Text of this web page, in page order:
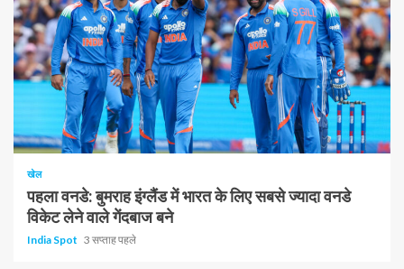
1 न्यूनतम पढ़ा
खेल
पहला वनडे: बुमराह इंग्लैंड में भारत के लिए सबसे ज्यादा वनडे
विकेट लेने वाले गेंदबाज बने
India Spot 3 सप्ताह पहले